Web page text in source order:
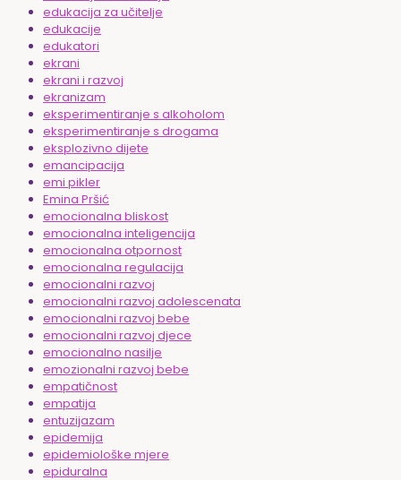
edukacija za učitelje
edukacije
edukatori
ekrani
ekrani i razvoj
ekranizam
eksperimentiranje s alkoholom
eksperimentiranje s drogama
eksplozivno dijete
emancipacija
emi pikler
Emina Pršić
emocionalna bliskost
emocionalna inteligencija
emocionalna otpornost
emocionalna regulacija
emocionalni razvoj
emocionalni razvoj adolescenata
emocionalni razvoj bebe
emocionalni razvoj djece
emocionalno nasilje
emozionalni razvoj bebe
empatičnost
empatija
entuzijazam
epidemija
epidemiološke mjere
epiduralna